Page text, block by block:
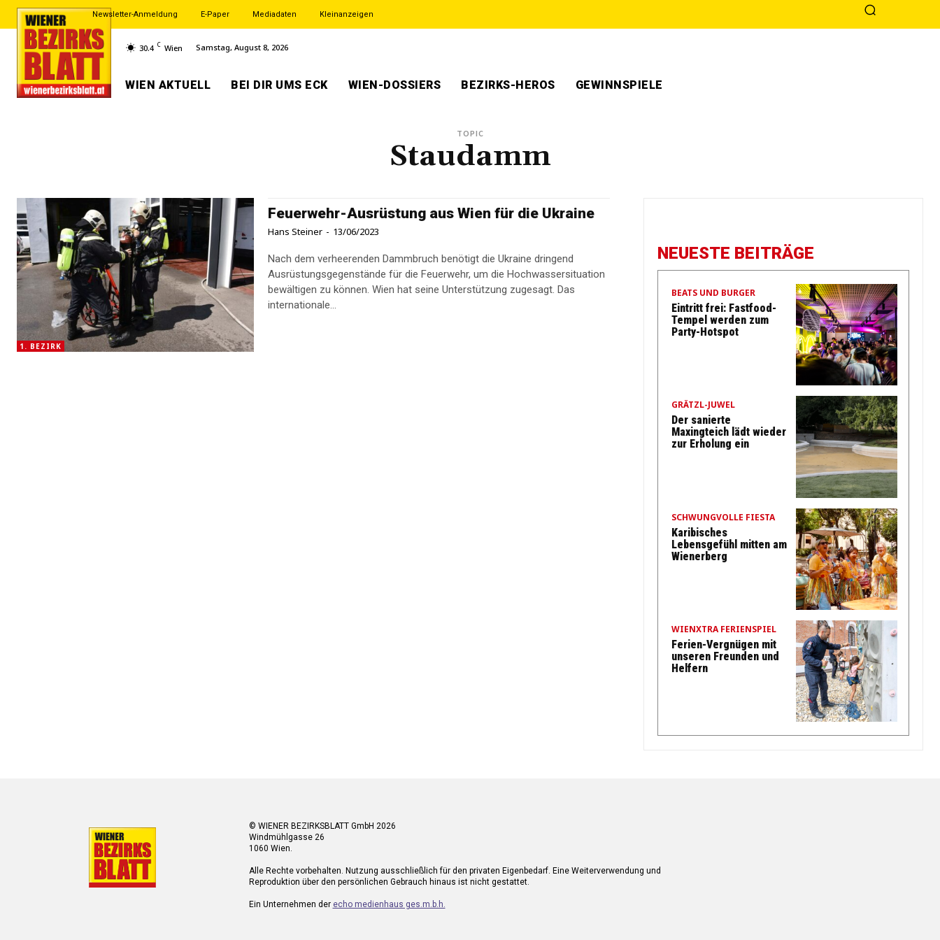
Newsletter-Anmeldung E-Paper Mediadaten Kleinanzeigen
30.4 C Wien Samstag, August 8, 2026
WIEN AKTUELL BEI DIR UMS ECK WIEN-DOSSIERS BEZIRKS-HEROS GEWINNSPIELE
TOPIC
Staudamm
1. BEZIRK
Feuerwehr-Ausrüstung aus Wien für die Ukraine
Hans Steiner - 13/06/2023
Nach dem verheerenden Dammbruch benötigt die Ukraine dringend
Ausrüstungsgegenstände für die Feuerwehr, um die Hochwassersituation
bewältigen zu können. Wien hat seine Unterstützung zugesagt. Das
internationale...
NEUESTE BEITRÄGE
BEATS UND BURGER
Eintritt frei: Fastfood-
Tempel werden zum
Party-Hotspot
GRÄTZL-JUWEL
Der sanierte
Maxingteich lädt wieder
zur Erholung ein
SCHWUNGVOLLE FIESTA
Karibisches
Lebensgefühl mitten am
Wienerberg
WIENXTRA FERIENSPIEL
Ferien-Vergnügen mit
unseren Freunden und
Helfern
© WIENER BEZIRKSBLATT GmbH 2026
Windmühlgasse 26
1060 Wien.
Alle Rechte vorbehalten. Nutzung ausschließlich für den privaten Eigenbedarf. Eine Weiterverwendung und
Reproduktion über den persönlichen Gebrauch hinaus ist nicht gestattet.
Ein Unternehmen der echo medienhaus ges.m.b.h.